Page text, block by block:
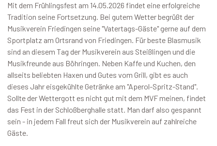
Mit dem Frühlingsfest am 14.05.2026 findet eine erfolgreiche
Tradition seine Fortsetzung. Bei gutem Wetter begrüßt der
Musikverein Friedingen seine "Vatertags-Gäste" gerne auf dem
Sportplatz am Ortsrand von Friedingen. Für beste Blasmusik
sind an diesem Tag der Musikverein aus Steißlingen und die
Musikfreunde aus Böhringen. Neben Kaffe und Kuchen, den
allseits beliebten Haxen und Gutes vom Grill, gibt es auch
dieses Jahr eisgekühlte Getränke am "Aperol-Spritz-Stand".
Sollte der Wettergott es nicht gut mit dem MVF meinen, findet
das Fest in der Schloßberghalle statt. Man darf also gespannt
sein - in jedem Fall freut sich der Musikverein auf zahlreiche
Gäste.